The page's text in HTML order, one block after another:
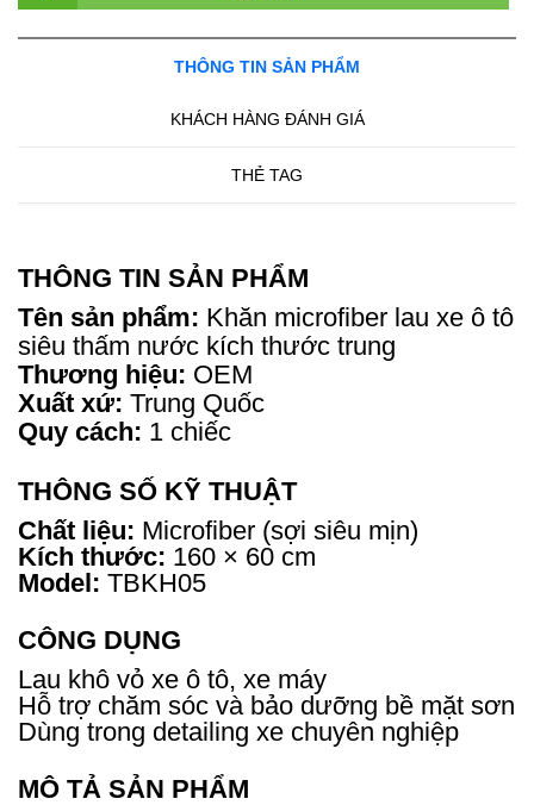
THÔNG TIN SẢN PHẨM
KHÁCH HÀNG ĐÁNH GIÁ
THẺ TAG
THÔNG TIN SẢN PHẨM
Tên sản phẩm: Khăn microfiber lau xe ô tô
siêu thấm nước kích thước trung
Thương hiệu: OEM
Xuất xứ: Trung Quốc
Quy cách: 1 chiếc
THÔNG SỐ KỸ THUẬT
Chất liệu: Microfiber (sợi siêu mịn)
Kích thước: 160 × 60 cm
Model: TBKH05
CÔNG DỤNG
Lau khô vỏ xe ô tô, xe máy
Hỗ trợ chăm sóc và bảo dưỡng bề mặt sơn
Dùng trong detailing xe chuyên nghiệp
MÔ TẢ SẢN PHẨM